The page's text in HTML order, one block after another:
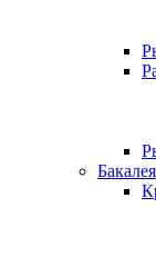
Бакалея